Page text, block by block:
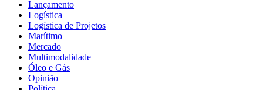
Lançamento
Logística
Logística de Projetos
Marítimo
Mercado
Multimodalidade
Óleo e Gás
Opinião